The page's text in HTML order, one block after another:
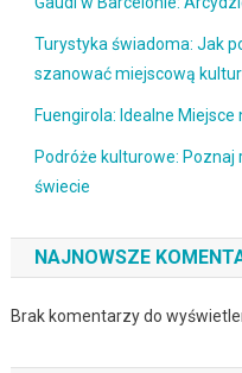
Turystyka świadoma: Jak
szanować miejscową
Fuengirola: Idealne Miejsce
Podróże kulturowe: Poznaj
świecie
NAJNOWSZE
Brak komentarzy do